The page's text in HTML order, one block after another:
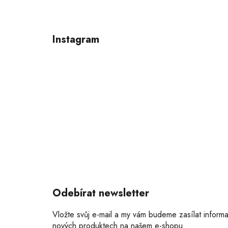
Instagram
Odebírat newsletter
Vložte svůj e-mail a my vám budeme zasílat